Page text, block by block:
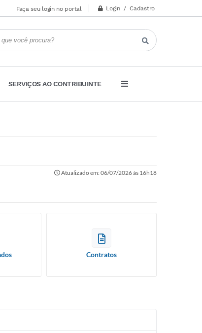
Faça seu login no portal Login / Cadastro
SERVIÇOS AO CONTRIBUINTE
Atualizado em: 06/07/2026 às 16h18
Contratos